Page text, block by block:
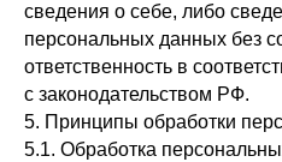
сведения о себе, либо
персональных данных без
ответственность в
с законодательством РФ.
5. Принципы обработки
5.1. Обработка